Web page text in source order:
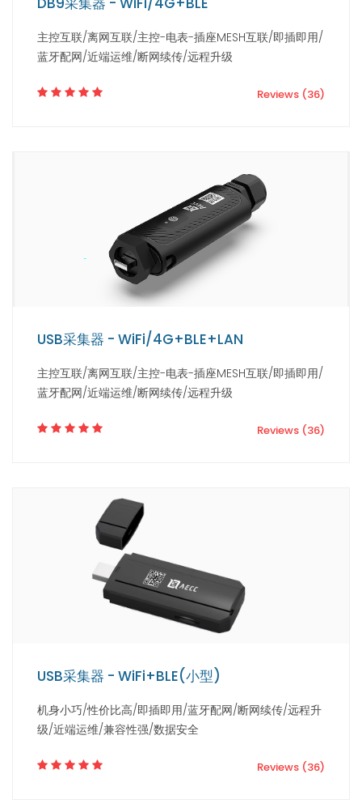
主控互联/离网互联/主控-电表-插座MESH互联/即插即用/
蓝牙配网/近端运维/断网续传/远程升级
Reviews (36)
USB采集器 - WiFi/4G+BLE+LAN
主控互联/离网互联/主控-电表-插座MESH互联/即插即用/
蓝牙配网/近端运维/断网续传/远程升级
Reviews (36)
USB采集器 - WiFi+BLE(小型)
机身小巧/性价比高/即插即用/蓝牙配网/断网续传/远程升
级/近端运维/兼容性强/数据安全
Reviews (36)